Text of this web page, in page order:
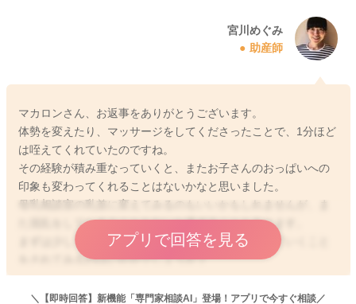
ていただけると、その分深く吸い付けるようにもなります。
よ。
いかがでしょうか？
よかったら参考になさってみてください。
どうぞよろしくお願いします。
2026/4/19 10:02
宮川めぐみ
助産師
マカロンさん、お返事をありがとうございます。
体勢を変えたり、マッサージをしてくださったことで、1分ほど
は咥えてくれていたのですね。
その経験が積み重なっていくと、またお子さんのおっぱいへの
印象も変わってくれることはないかなと思いました。
母乳相談室の乳首に変えてみるのもいいかもしれませんが、ま
た混乱をしてしまうこともないか過ぎることもあります。
まずは少しでも吸ってくれていたら、よくよく褒めていくこと
をされてみるのはいかがでしょうか？
アプリで回答を見る
＼【即時回答】新機能「専門家相談AI」登場！アプリで今すぐ相談／